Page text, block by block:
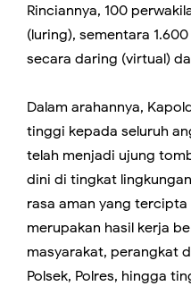
Rinciannya, 100
(luring), sementara
secara daring (virtual)
​Dalam arahannya,
tinggi kepada seluruh
telah menjadi ujung
dini di tingkat
rasa aman yang
merupakan hasil kerja
masyarakat, perangkat
Polsek, Polres, hingga